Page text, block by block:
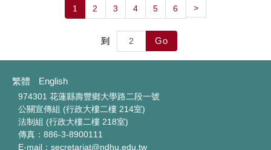
1 2 3 4 5 6 >
到 Go
繁體 English
974301 花蓮縣壽豐鄉大學路二段一號
公關宣傳組 (行政大樓二樓 214室)
法制組 (行政大樓二樓 218室)
傳真：886-3-8900111
E-mail：secretariat@ndhu.edu.tw